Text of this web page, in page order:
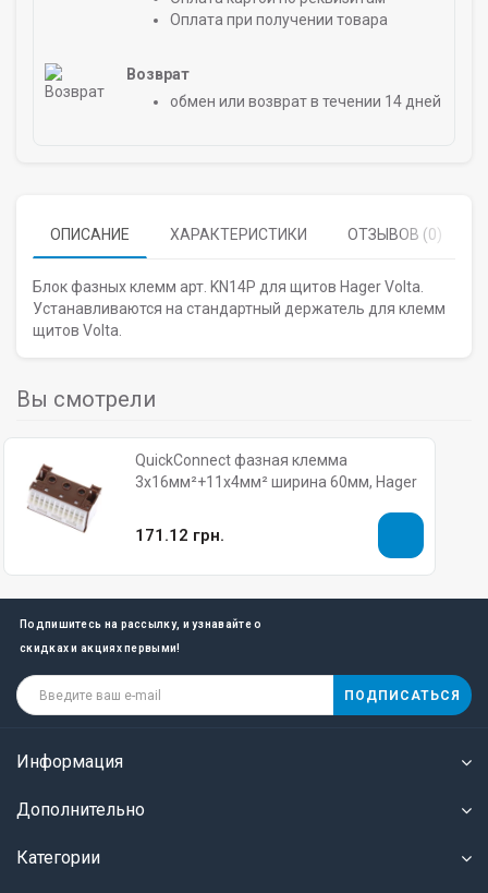
Оплата при получении товара
Возврат
обмен или возврат в течении 14 дней
ОПИСАНИЕ ХАРАКТЕРИСТИКИ ОТЗЫВОВ (0)
Блок фазных клемм арт. KN14P для щитов Hager Volta.
Устанавливаются на стандартный держатель для клемм
щитов Volta.
Вы смотрели
QuickConnect фазная клемма
3x16мм²+11x4мм² ширина 60мм, Hager
171.12 грн.
Подпишитесь на рассылку, и узнавайте о
скидках и акциях первыми!
ПОДПИСАТЬСЯ
Информация
Дополнительно
Категории